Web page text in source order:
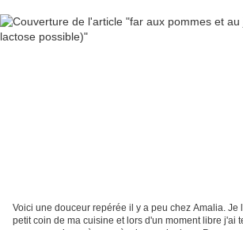
Voici une douceur repérée il y a peu chez Amalia. Je
petit coin de ma cuisine et lors d'un moment libre j'ai